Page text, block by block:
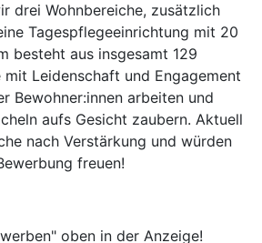
drei Wohnbereiche, zusätzlich
Tagespflegeeinrichtung mit 20
besteht aus insgesamt 129
Leidenschaft und Engagement
Bewohner:innen arbeiten und
aufs Gesicht zaubern. Aktuell
nach Verstärkung und würden
freuen!
oben in der Anzeige!